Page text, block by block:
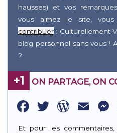
hausses) et vos
vous aimez le site, vous
contribuer : Culturellement
blog personnel sans vous !
?
+1 ON PARTAGE, ON
Facebook
Twitter
Et pour les commentaires,